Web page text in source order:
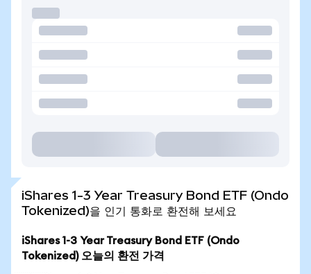
iShares 1-3 Year Treasury Bond ETF (Ondo
Tokenized)을 인기 통화로 환전해 보세요
iShares 1-3 Year Treasury Bond ETF (Ondo
Tokenized) 오늘의 환전 가격